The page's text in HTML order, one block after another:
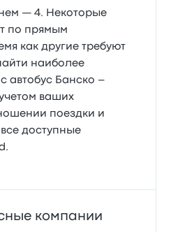
— 4. Некоторые
по прямым
как другие требуют
наиболее
автобус Банско –
ваших
поездки и
доступные
компании